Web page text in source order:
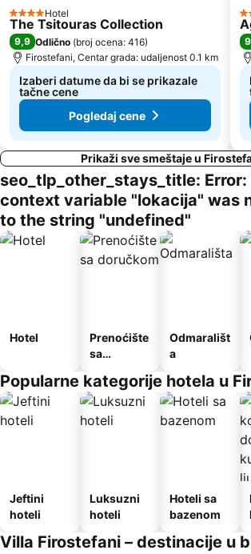
4 Zvezdice
Hotel
The Tsitouras Collection
9,9 Odlično (broj ocena: 416)
Firostefani, Centar grada: udaljenost 0.1 km
Izaberi datume da bi se prikazale
tačne cene
Pogledaj cene
3
Prikaži sve smeštaje u
seo_tlp_other_stays_title:
context variable "lokacija" was
to the string "undefined"
Hotel
Prenoćište
sa
Odmarališt
a
Popularne kategorije hotela u
Jeftini
hoteli
Luksuzni
hoteli
Hoteli sa
bazenom
Villa Firostefani – destinacije u